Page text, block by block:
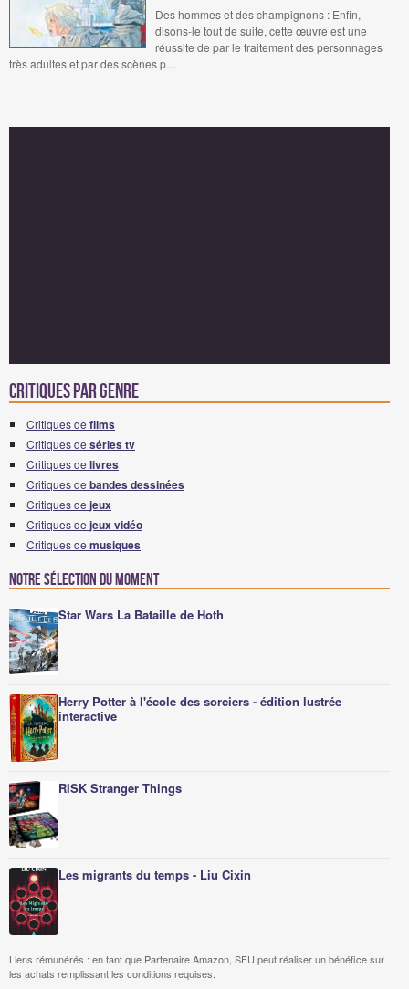
Des hommes et des champignons : Enfin,
disons-le tout de suite, cette œuvre est une
réussite de par le traitement des personnages
très adultes et par des scènes p…
Critiques par genre
Critiques de films
Critiques de séries tv
Critiques de livres
Critiques de bandes dessinées
Critiques de jeux
Critiques de jeux vidéo
Critiques de musiques
Notre sélection du moment
Star Wars La Bataille de Hoth
Herry Potter à l'école des sorciers - édition lustrée
interactive
RISK Stranger Things
Les migrants du temps - Liu Cixin
Liens rémunérés : en tant que Partenaire Amazon, SFU peut réaliser un bénéfice sur
les achats remplissant les conditions requises.